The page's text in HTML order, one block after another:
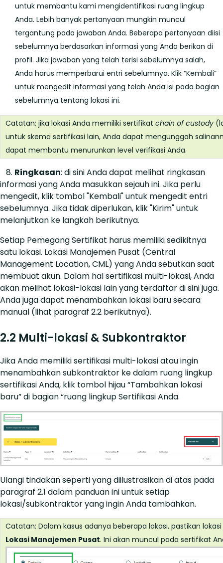
untuk membantu kami mengidentifikasi ruang lingkup
Anda. Lebih banyak pertanyaan mungkin muncul
tergantung pada jawaban Anda. Beberapa pertanyaan diisi
sebelumnya berdasarkan informasi yang Anda berikan di
profil. Jika jawaban yang telah terisi sebelumnya salah,
Anda harus memperbarui entri sebelumnya. Klik “Kembali”
untuk mengedit informasi yang telah Anda isi pada bagian
sebelumnya tentang lokasi ini.
Catatan: jika lokasi Anda memiliki sertifikat chain of custody
untuk skema sertifikasi lain, Anda dapat mengunggah
dapat membantu menurunkan level verifikasi Anda.
8. Ringkasan: di sini Anda dapat melihat ringkasan
informasi yang Anda masukkan sejauh ini. Jika perlu
mengedit, klik tombol "Kembali" untuk mengedit entri
sebelumnya. Jika tidak diperlukan, klik "Kirim" untuk
melanjutkan ke langkah berikutnya.
Setiap Pemegang Sertifikat harus memiliki sedikitnya
satu lokasi. Lokasi Manajemen Pusat (Central
Management Location, CML) yang Anda sebutkan saat
membuat akun. Dalam hal sertifikasi multi-lokasi, Anda
akan melihat lokasi-lokasi lain yang terdaftar di sini juga.
Anda juga dapat menambahkan lokasi baru secara
manual (lihat paragraf 2.2 berikutnya).
2.2 Multi-lokasi & Subkontraktor
Jika Anda memiliki sertifikasi multi-lokasi atau ingin
menambahkan subkontraktor ke dalam ruang lingkup
sertifikasi Anda, klik tombol hijau “Tambahkan lokasi
baru” di bagian “ruang lingkup Sertifikasi Anda.
Ulangi tindakan seperti yang diilustrasikan di atas pada
paragraf 2.1 dalam panduan ini untuk setiap
lokasi/subkontraktor yang ingin Anda tambahkan.
Catatan: Dalam kasus adanya beberapa lokasi, pastikan
Lokasi Manajemen Pusat. Ini akan muncul pada sertifikat